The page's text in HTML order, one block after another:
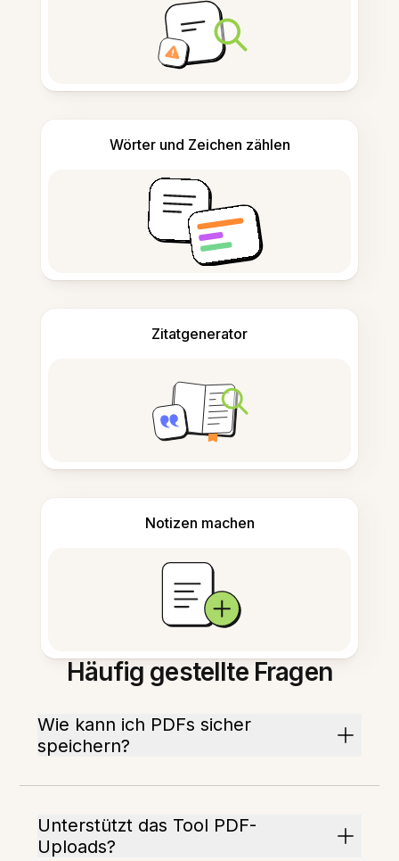
Wörter und Zeichen zählen
Zitatgenerator
Notizen machen
Häufig gestellte Fragen
Wie kann ich PDFs sicher
speichern?
Unterstützt das Tool PDF-
Uploads?